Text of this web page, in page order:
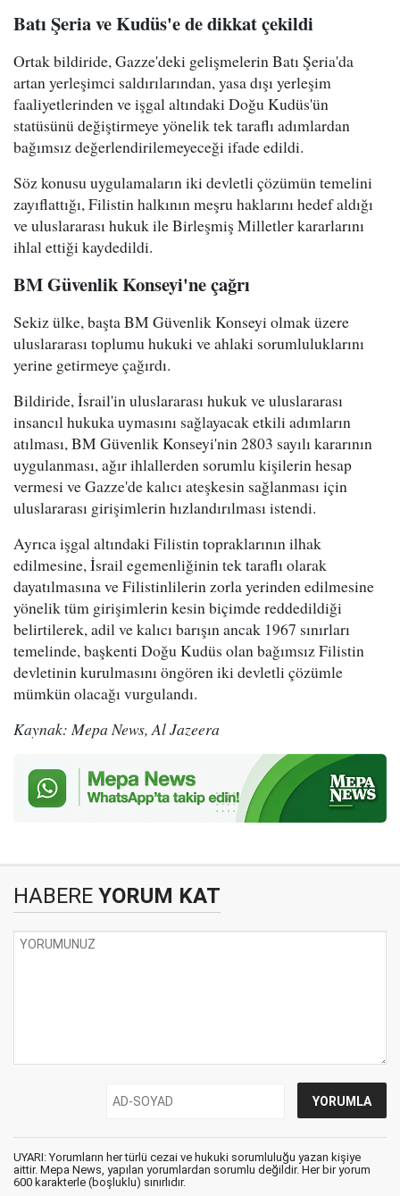
Batı Şeria ve Kudüs'e de dikkat çekildi
Ortak bildiride, Gazze'deki gelişmelerin Batı Şeria'da
artan yerleşimci saldırılarından, yasa dışı yerleşim
faaliyetlerinden ve işgal altındaki Doğu Kudüs'ün
statüsünü değiştirmeye yönelik tek taraflı adımlardan
bağımsız değerlendirilemeyeceği ifade edildi.
Söz konusu uygulamaların iki devletli çözümün temelini
zayıflattığı, Filistin halkının meşru haklarını hedef aldığı
ve uluslararası hukuk ile Birleşmiş Milletler kararlarını
ihlal ettiği kaydedildi.
BM Güvenlik Konseyi'ne çağrı
Sekiz ülke, başta BM Güvenlik Konseyi olmak üzere
uluslararası toplumu hukuki ve ahlaki sorumluluklarını
yerine getirmeye çağırdı.
Bildiride, İsrail'in uluslararası hukuk ve uluslararası
insancıl hukuka uymasını sağlayacak etkili adımların
atılması, BM Güvenlik Konseyi'nin 2803 sayılı kararının
uygulanması, ağır ihlallerden sorumlu kişilerin hesap
vermesi ve Gazze'de kalıcı ateşkesin sağlanması için
uluslararası girişimlerin hızlandırılması istendi.
Ayrıca işgal altındaki Filistin topraklarının ilhak
edilmesine, İsrail egemenliğinin tek taraflı olarak
dayatılmasına ve Filistinlilerin zorla yerinden edilmesine
yönelik tüm girişimlerin kesin biçimde reddedildiği
belirtilerek, adil ve kalıcı barışın ancak 1967 sınırları
temelinde, başkenti Doğu Kudüs olan bağımsız Filistin
devletinin kurulmasını öngören iki devletli çözümle
mümkün olacağı vurgulandı.
Kaynak: Mepa News, Al Jazeera
HABERE YORUM KAT
UYARI: Yorumların her türlü cezai ve hukuki sorumluluğu yazan kişiye
aittir. Mepa News, yapılan yorumlardan sorumlu değildir. Her bir yorum
600 karakterle (boşluklu) sınırlıdır.